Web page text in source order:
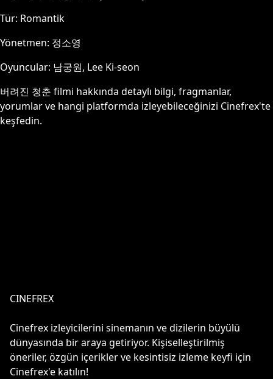
Tür: Romantik
Yönetmen: 정소영
Oyuncular: 남궁원, Lee Ki-seon
버려진 청춘 filmi hakkında detaylı bilgi, fragmanlar,
yorumlar ve hangi platformda izleyebileceğinizi Cinefrex'te
keşfedin.
CINEFREX
Cinefrex izleyicilerini sinemanın ve dizilerin büyülü
dünyasında bir araya getiriyor. Kişiselleştirilmiş
öneriler, özgün içerikler ve kesintisiz izleme keyfi için
Cinefrex'e katılın!